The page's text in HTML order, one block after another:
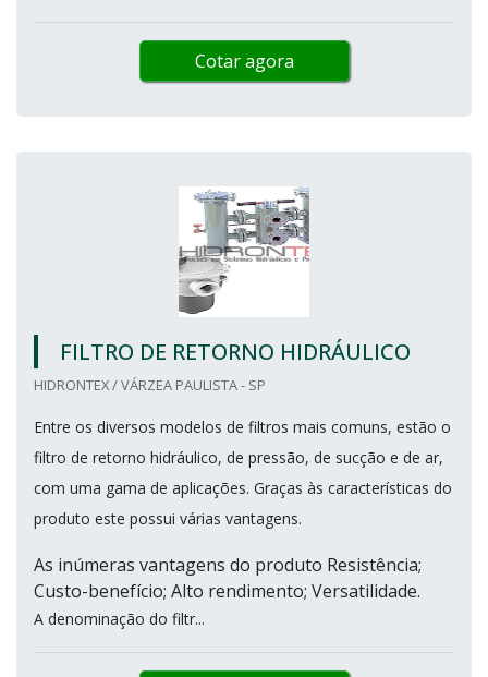
Cotar agora
FILTRO DE RETORNO HIDRÁULICO
HIDRONTEX / VÁRZEA PAULISTA - SP
Entre os diversos modelos de filtros mais comuns, estão o
filtro de retorno hidráulico, de pressão, de sucção e de ar,
com uma gama de aplicações. Graças às características do
produto este possui várias vantagens.
As inúmeras vantagens do produto Resistência;
Custo-benefício; Alto rendimento; Versatilidade.
A denominação do filtr...